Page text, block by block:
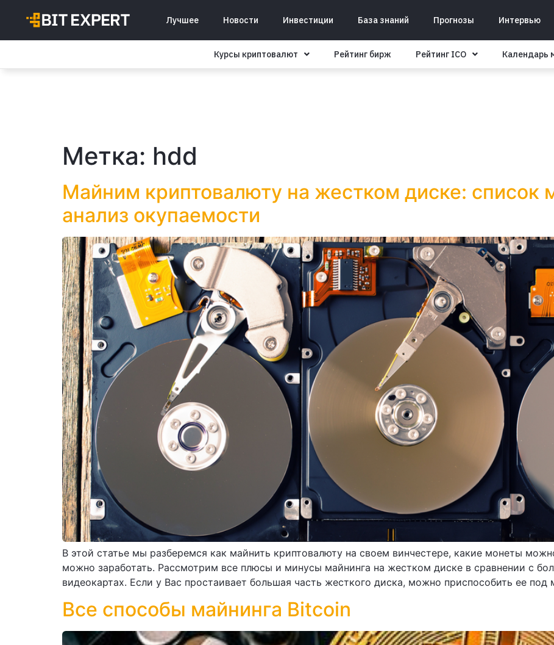
Лучшее Новости Инвестиции База знаний Прогнозы Интервью
Курсы криптовалют Рейтинг бирж Рейтинг ICO Календарь
Метка: hdd
Майним криптовалюту на жестком диске: список
анализ окупаемости
В этой статье мы разберемся как майнить криптовалюту на своем винчестере, какие монеты
можно заработать. Рассмотрим все плюсы и минусы майнинга на жестком диске в сравнении с
видеокартах. Если у Вас простаивает большая часть жесткого диска, можно приспособить ее под
Все способы майнинга Bitcoin